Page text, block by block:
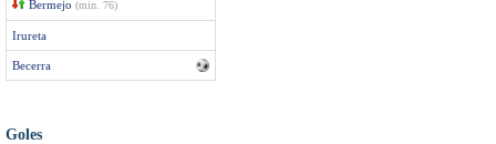
Bermejo (min. 76)
Irureta
Becerra
Goles